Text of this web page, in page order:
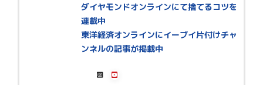
ダイヤモンドオンラインにて捨てるコツを
連載中
東洋経済オンラインにイーブイ片付けチャ
ンネルの記事が掲載中